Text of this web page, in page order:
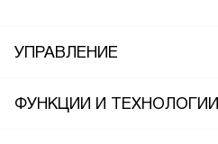
УПРАВЛЕНИЕ
ФУНКЦИИ И ТЕХНОЛОГИИ